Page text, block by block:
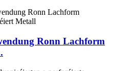
Ronn Lachform